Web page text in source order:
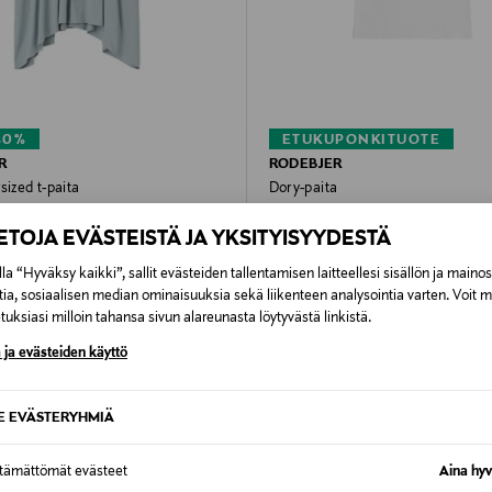
EVÄSTEISTÄ JA YKSITYISYYDESTÄ
“Hyväksy kaikki”, sallit evästeiden tallentamisen laitteellesi sisällön ja
sosiaalisen median ominaisuuksia sekä liikenteen analysointia varten. Voit
milloin tahansa sivun alareunasta löytyvästä linkistä.
ja evästeiden käyttö
EVÄSTERYHMIÄ
evästeet Aina
t-paita
ETUKUPONKITUOTE
RODEBJER
Dory-paita